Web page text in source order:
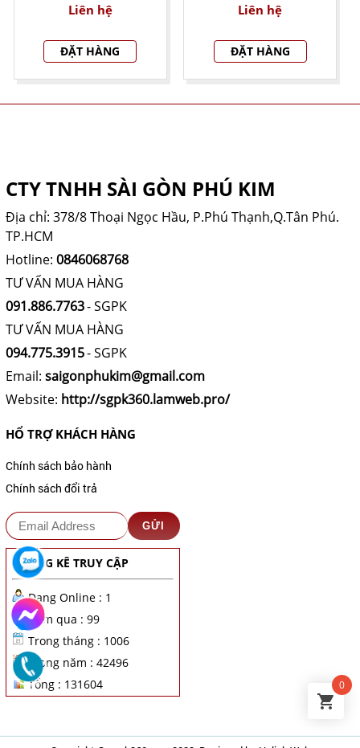
Liên hệ
ĐẶT HÀNG
Liên hệ
ĐẶT HÀNG
CTY TNHH SÀI GÒN PHÚ KIM
Địa chỉ: 378/8 Thoại Ngọc Hầu, P.Phú Thạnh,Q.Tân Phú.
TP.HCM
Hotline: 0846068768
TƯ VẤN MUA HÀNG
091.886.7763- SGPK
TƯ VẤN MUA HÀNG
094.775.3915- SGPK
Email: saigonphukim@gmail.com
Website: http://sgpk360.lamweb.pro/
HỔ TRỢ KHÁCH HÀNG
Chính sách bảo hành
Chính sách đổi trả
THỐNG KÊ TRUY CẬP
Đang Online : 1
Hôm qua : 99
Trong tháng : 1006
Trong năm : 42496
Tổng : 131604
0